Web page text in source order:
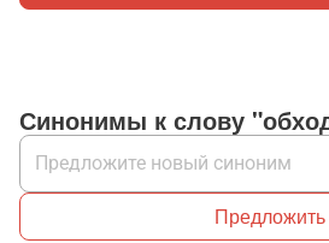
Синонимы к слову
Предложить